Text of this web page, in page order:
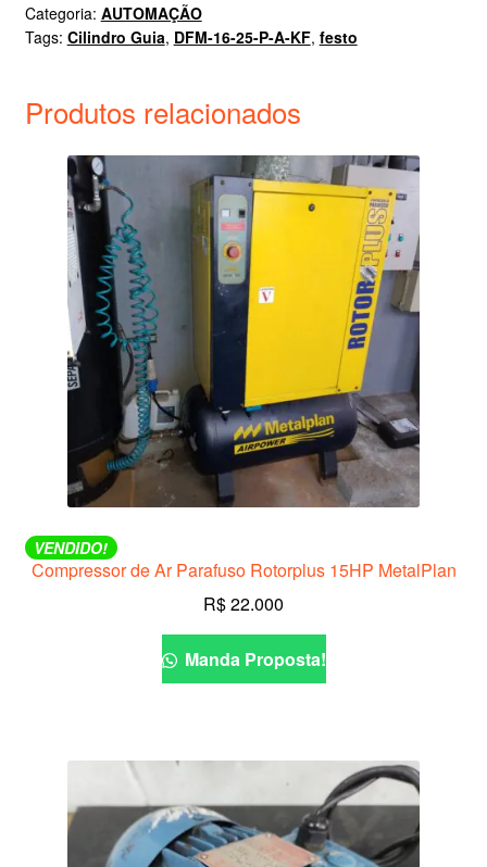
Categoria: AUTOMAÇÃO
Tags: Cilindro Guia, DFM-16-25-P-A-KF, festo
Produtos relacionados
VENDIDO!
Compressor de Ar Parafuso Rotorplus 15HP MetalPlan
R$22.000
Manda Proposta!